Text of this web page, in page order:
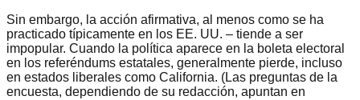
Sin embargo, la acción afirmativa, al menos como se ha
practicado típicamente en los EE. UU. – tiende a ser
impopular. Cuando la política aparece en la boleta electoral
en los referéndums estatales, generalmente pierde, incluso
en estados liberales como California. (Las preguntas de la
encuesta, dependiendo de su redacción, apuntan en